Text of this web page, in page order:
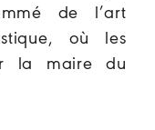
de l’art
où les
la maire du